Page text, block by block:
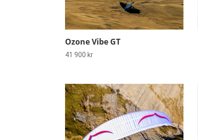
Ozone Vibe GT
41 900 kr